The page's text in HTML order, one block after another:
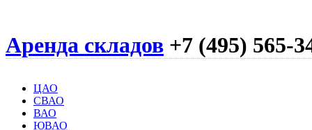
Аренда складов +7 (495) 565-
ЦАО
СВАО
ВАО
ЮВАО